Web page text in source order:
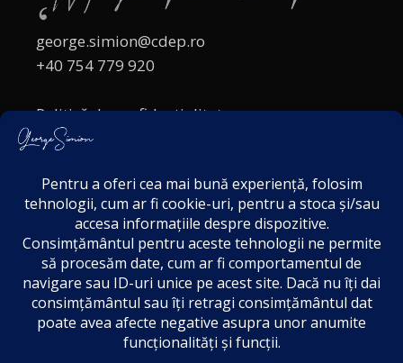
george.simion@cdep.ro
+40 754 779 920
Politică de confidențialitate
Politica cookies
Acordul de markting
Disclaimer